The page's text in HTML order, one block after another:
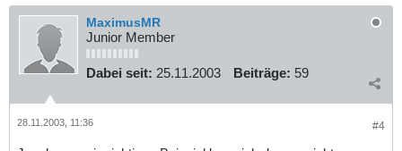
MaximusMR
Junior Member
Dabei seit: 25.11.2003 Beiträge: 59
#4
28.11.2003, 11:36